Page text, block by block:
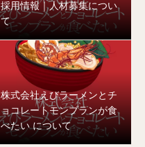
採用情報｜人材募集につい
て
株式会社えびラーメンとチ
ョコレートモンブランが食
べたい について